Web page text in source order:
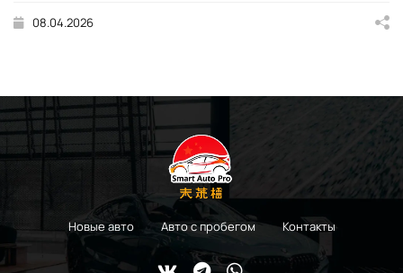
08.04.2026
Новые авто Авто с пробегом Контакты